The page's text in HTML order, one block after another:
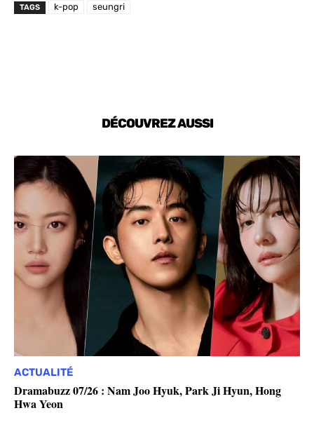
TAGS k-pop seungri
DÉCOUVREZ AUSSI
ACTUALITÉ
Dramabuzz 07/26 : Nam Joo Hyuk, Park Ji Hyun, Hong
Hwa Yeon